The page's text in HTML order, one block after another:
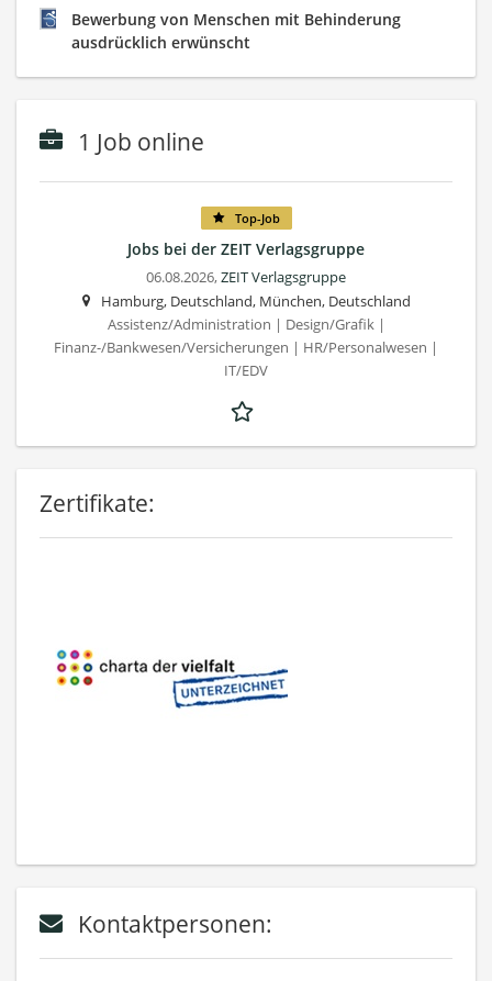
Bewerbung von Menschen mit Behinderung
ausdrücklich erwünscht
1 Job online
Top-Job
Jobs bei der ZEIT Verlagsgruppe
06.08.2026,ZEIT Verlagsgruppe
Hamburg, Deutschland, München, Deutschland
Assistenz/Administration | Design/Grafik |
Finanz-/Bankwesen/Versicherungen | HR/Personalwesen |
IT/EDV
Zertifikate:
Kontaktpersonen: